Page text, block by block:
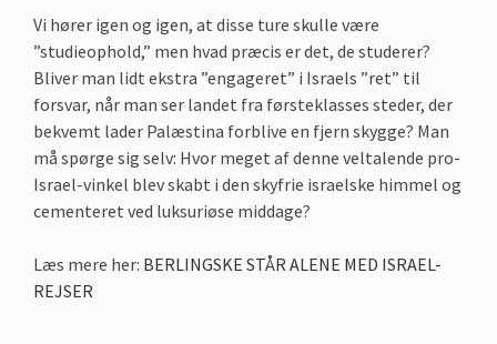
Vi hører igen og igen, at disse ture skulle være
”studieophold,” men hvad præcis er det, de studerer?
Bliver man lidt ekstra ”engageret” i Israels ”ret” til
forsvar, når man ser landet fra førsteklasses steder, der
bekvemt lader Palæstina forblive en fjern skygge? Man
må spørge sig selv: Hvor meget af denne veltalende pro-
Israel-vinkel blev skabt i den skyfrie israelske himmel og
cementeret ved luksuriøse middage?
Læs mere her: BERLINGSKE STÅR ALENE MED ISRAEL-
REJSER